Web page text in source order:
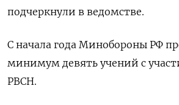
подчеркнули в ведомстве.
С начала года Минобороны РФ
минимум девять учений с
РВСН.